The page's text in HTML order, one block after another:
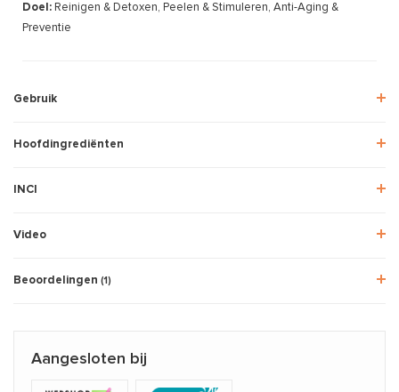
Doel: Reinigen & Detoxen, Peelen & Stimuleren, Anti-Aging &
Preventie
Gebruik
Hoofdingrediënten
INCI
Video
Beoordelingen (1)
Aangesloten bij